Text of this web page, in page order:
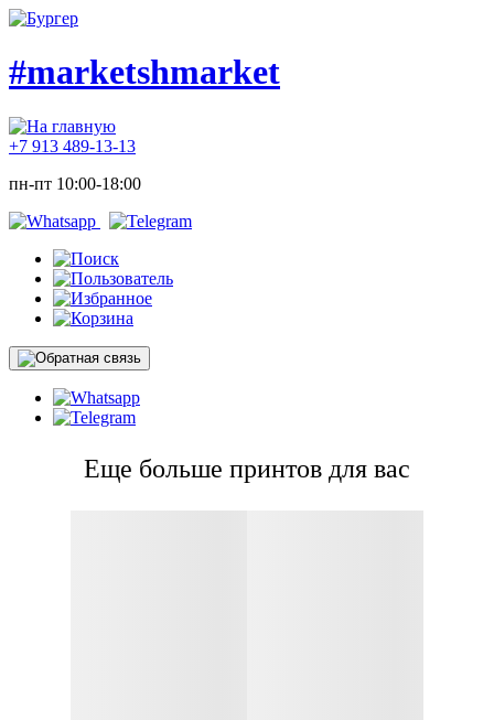
#marketshmarket
+7 913 489-13-13
пн-пт 10:00-18:00
Еще больше принтов для вас